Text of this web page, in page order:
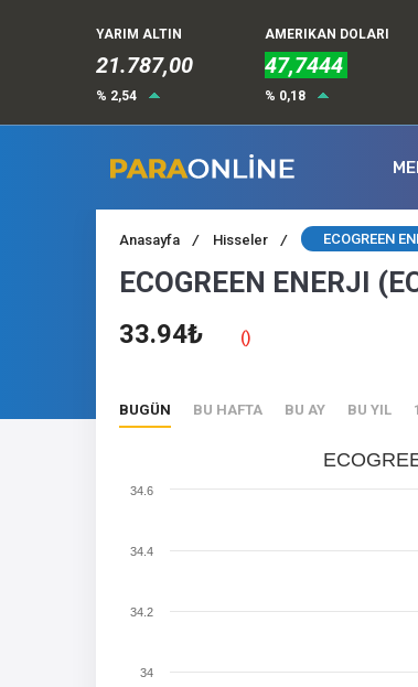
YARIM ALTIN
21.787,00
% 2,54
AMERIKAN DOLARI
47,7444
% 0,18
Anasayfa / Hisseler / ECOGREEN
ECOGREEN ENERJI
33.94₺ ()
BUGÜN BU HAFTA BU AY BU YIL
34
34.2
34.4
34.6